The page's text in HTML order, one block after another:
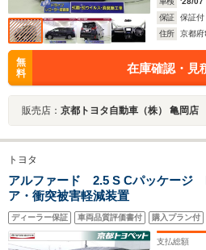
保証
保証付
住所
京都府
無
料
在庫確認・見
販売店： 京都トヨタ自動車（株） 亀岡店
トヨタ
アルファード 2.5 S Cパッケージ
ア・衝突被害軽減装置
ディーラー保証 車両品質評価書付 購入プラン付
支払総額